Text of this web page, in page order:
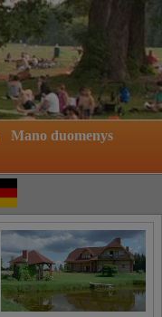
Mano duomenys